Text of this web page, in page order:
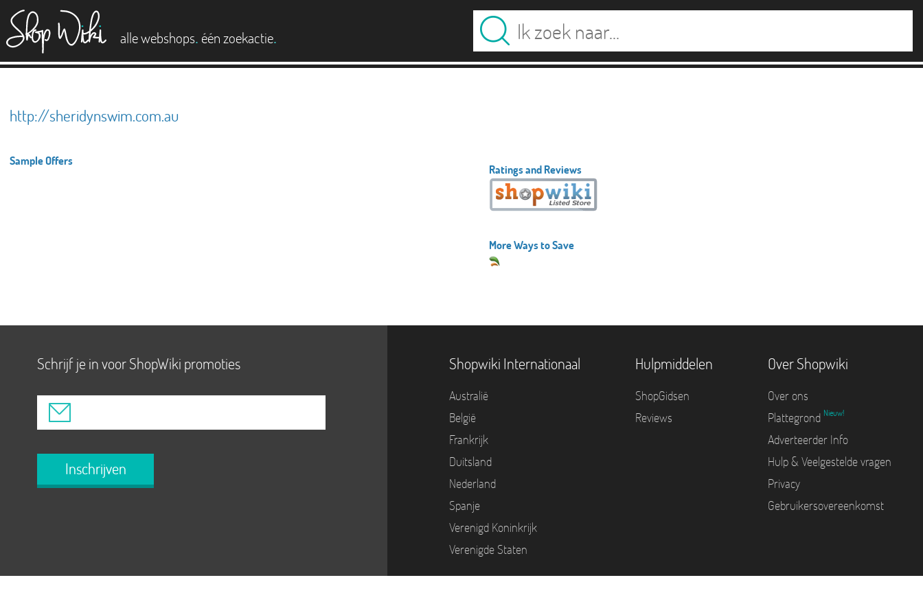
alle webshops. één zoekactie.
http://sheridynswim.com.au
Sample Offers
Ratings and Reviews
More Ways to Save
Schrijf je in voor ShopWiki promoties
Inschrijven
Shopwiki Internationaal
Australië
België
Frankrijk
Duitsland
Nederland
Spanje
Verenigd Koninkrijk
Verenigde Staten
Hulpmiddelen
ShopGidsen
Reviews
Over Shopwiki
Over ons
Plattegrond Nieuw!
Adverteerder Info
Hulp & Veelgestelde vragen
Privacy
Gebruikersovereenkomst